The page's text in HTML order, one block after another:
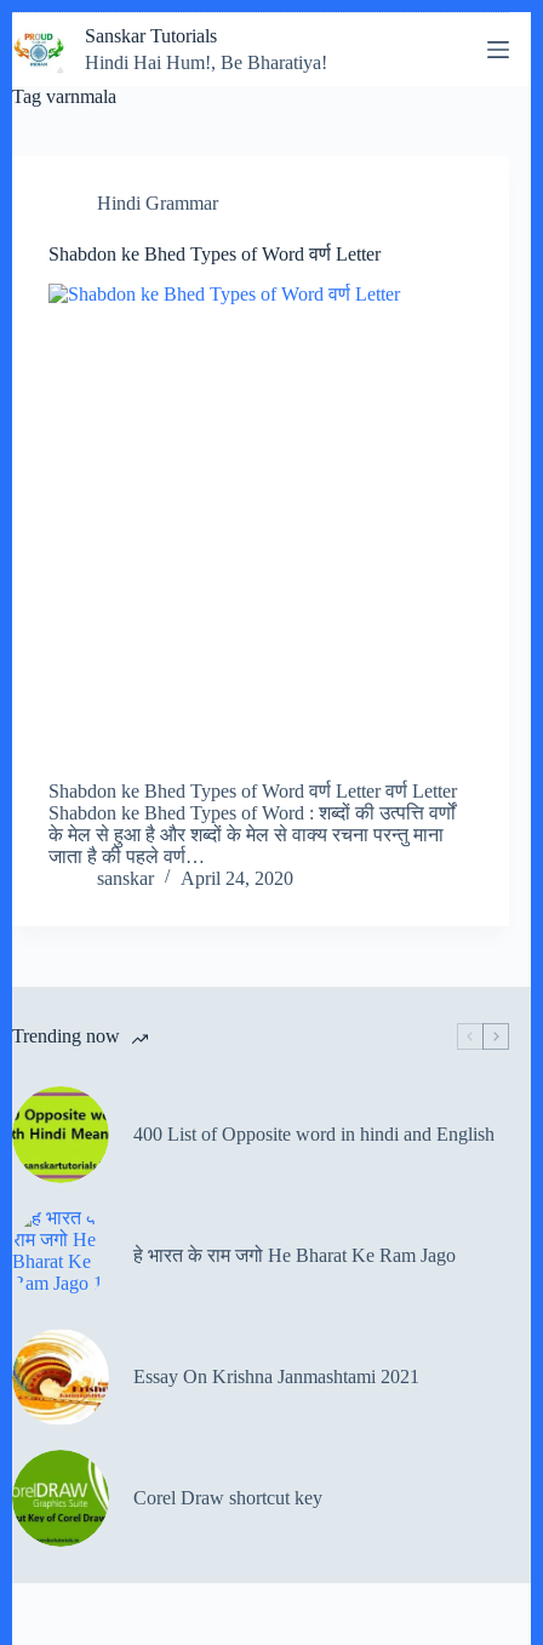
to
content
Sanskar Tutorials
Hindi Hai Hum!, Be Bharatiya!
Tag varnmala
Hindi Grammar
Shabdon ke Bhed Types of Word वर्ण Letter
Shabdon ke Bhed Types of Word वर्ण Letter वर्ण Letter
Shabdon ke Bhed Types of Word : शब्दों की उत्पत्ति वर्णों
के मेल से हुआ है और शब्दों के मेल से वाक्य रचना परन्तु माना
जाता है की पहले वर्ण…
sanskar
April 24, 2020
Trending now
400 List of Opposite word in hindi and English
हे भारत के राम जगो He Bharat Ke Ram Jago
Essay On Krishna Janmashtami 2021
Corel Draw shortcut key